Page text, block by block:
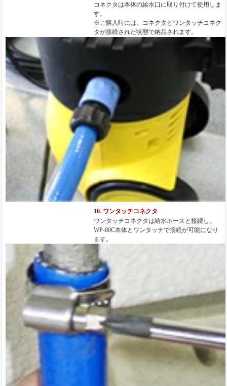
コネクタは本体の給水口に取り付けて使用しま
す。
※ご購入時には、コネクタとワンタッチコネク
タが接続された状態で納品されます。
10. ワンタッチコネクタ
ワンタッチコネクタは給水ホースと接続し、
WP-80C本体とワンタッチで接続が可能になり
ます。